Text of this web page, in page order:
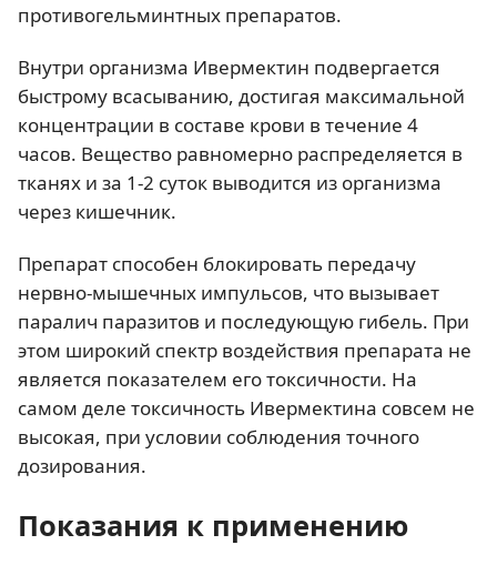
противогельминтных препаратов.
Внутри организма Ивермектин подвергается
быстрому всасыванию, достигая максимальной
концентрации в составе крови в течение 4
часов. Вещество равномерно распределяется в
тканях и за 1-2 суток выводится из организма
через кишечник.
Препарат способен блокировать передачу
нервно-мышечных импульсов, что вызывает
паралич паразитов и последующую гибель. При
этом широкий спектр воздействия препарата не
является показателем его токсичности. На
самом деле токсичность Ивермектина совсем не
высокая, при условии соблюдения точного
дозирования.
Показания к применению